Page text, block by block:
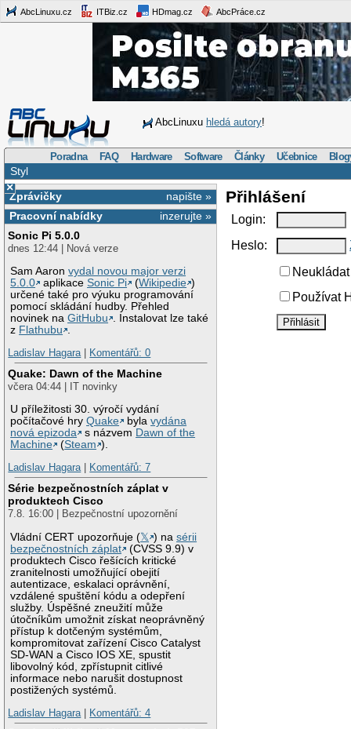
AbcLinuxu.cz ITBiz.cz HDmag.cz AbcPráce.cz
AbcLinuxu hledá autory!
Poradna FAQ Hardware Software Články Učebnice
Styl
×
napište »
Zprávičky
inzerujte »
Pracovní nabídky
Sonic Pi 5.0.0
dnes 12:44 | Nová verze
Sam Aaronvydal novou major verzi
5.0.0
aplikaceSonic Pi (Wikipedie )
určené také pro výuku programování
pomocí skládání hudby. Přehled
novinek naGitHubu
. Instalovat lze také
z Flathubu
Ladislav Hagara| Komentářů: 0
Quake: Dawn of the Machine
včera 04:44 | IT novinky
U příležitosti 30. výročí vydání
počítačové hryQuake bylavydána
nová epizoda
s názvem Dawn of the
Machine
(Steam ).
Ladislav Hagara| Komentářů: 7
Série bezpečnostních záplat v
produktech Cisco
7.8. 16:00 | Bezpečnostní upozornění
Vládní CERT upozorňuje (𝕏 ) nasérii
bezpečnostních záplat
(CVSS 9.9) v
produktech Cisco řešících kritické
zranitelnosti umožňující obejití
autentizace, eskalaci oprávnění,
vzdálené spuštění kódu a odepření
služby. Úspěšné zneužití může
útočníkům umožnit získat neoprávněný
přístup k dotčeným systémům,
kompromitovat zařízení Cisco Catalyst
SD-WAN a Cisco IOS XE, spustit
libovolný kód, zpřístupnit citlivé
informace nebo narušit dostupnost
postižených systémů.
Ladislav Hagara| Komentářů: 4
Přihlášení
Login:
Heslo:
Používat